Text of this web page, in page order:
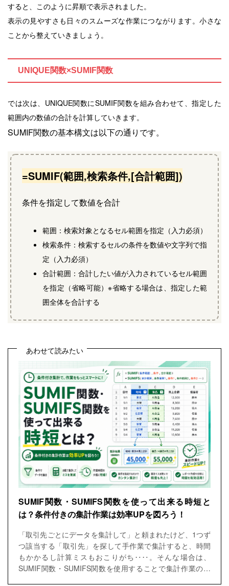
すると、このように昇順で表示されました。
表示の見やすさも日々のスムーズな作業につながります。小さな
ことから整えていきましょう。
UNIQUE関数×SUMIF関数
では次は、UNIQUE関数にSUMIF関数を組み合わせて、指定した
範囲内の数値の合計を計算していきます。
SUMIF関数の基本構文は以下の通りです。
=SUMIF(範囲,検索条件,[合計範囲])
条件を指定して数値を合計
範囲：検索対象となるセル範囲を指定（入力必須）
検索条件：検索するセルの条件を数値や文字列で指
定（入力必須）
合計範囲：合計したい値が入力されているセル範囲
を指定（省略可能）※省略する場合は、指定した範
囲全体を合計する
あわせて読みたい
SUMIF関数・SUMIFS関数を使って出来る時短と
は？条件付きの集計作業は効率UPを図ろう！
「取引先ごとにデータを集計して」と頼まれたけど、1つず
つ該当する「取引先」を探して手作業で集計すると、時間
もかかるし計算ミスもおこりがち‥‥。そんな場合は、
SUMIF関数・SUMIFS関数を使用することで集計作業の効